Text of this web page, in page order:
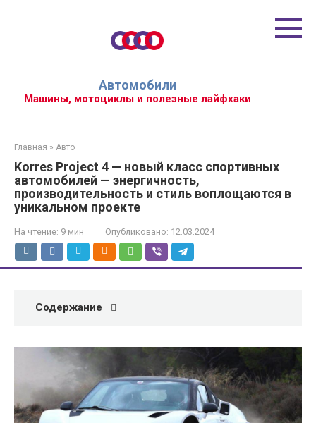
Автомобили
Машины, мотоциклы и полезные лайфхаки
Главная » Авто
Korres Project 4 — новый класс спортивных
автомобилей — энергичность,
производительность и стиль воплощаются в
уникальном проекте
На чтение: 9 мин Опубликовано: 12.03.2024
Содержание